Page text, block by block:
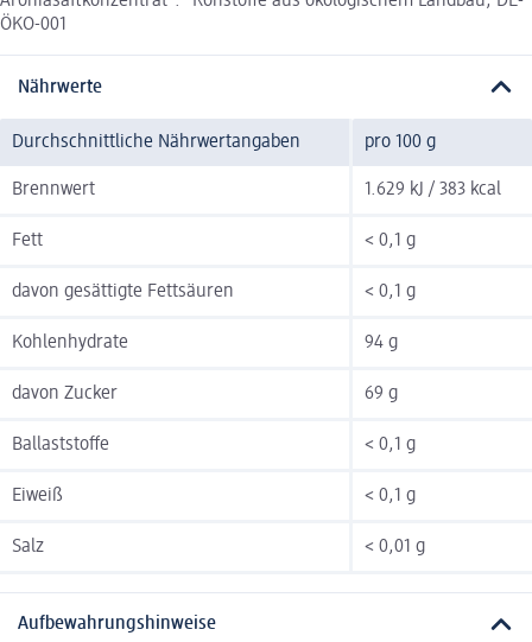
ÖKO-001
Nährwerte
Durchschnittliche Nährwertangaben pro 100 g
Brennwert 1.629 kJ / 383 kcal
Fett < 0,1 g
davon gesättigte Fettsäuren < 0,1 g
Kohlenhydrate 94 g
davon Zucker 69 g
Ballaststoffe < 0,1 g
Eiweiß < 0,1 g
Salz < 0,01 g
Aufbewahrungshinweise